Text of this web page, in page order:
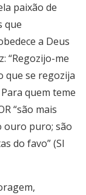
paixão de
que
a Deus
“Regozijo-me
que se regozija
quem teme
“são mais
ouro puro; são
do favo” (Sl